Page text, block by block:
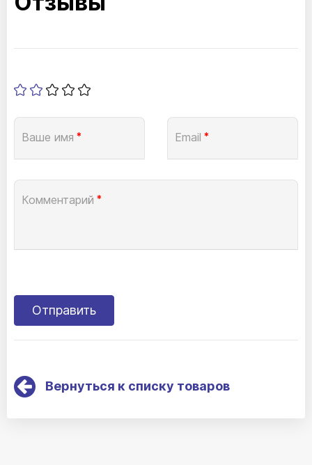
Ваше имя * Email *
Комментарий *
Вернуться к списку товаров